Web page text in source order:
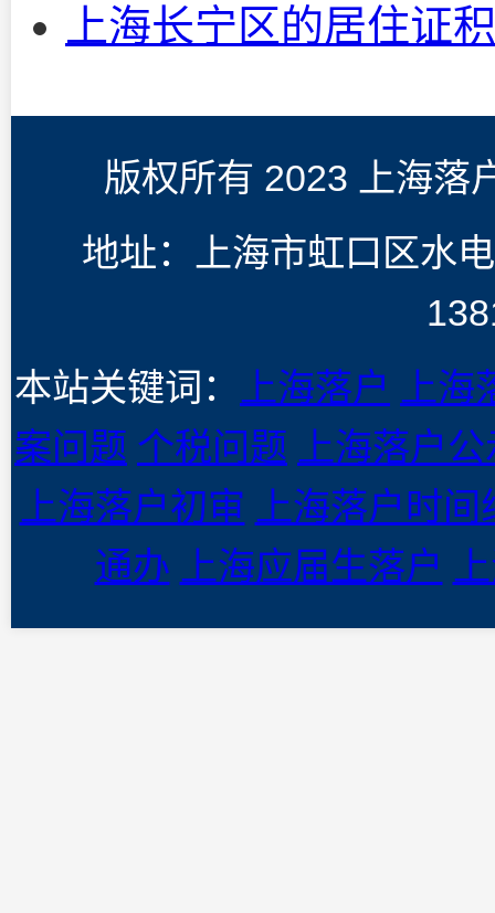
上海长宁区的居住证
版权所有 2023 上海落
地址：上海市虹口区水
本站关键词：
上海落户
上
案问题 个税问题
上海落户
上海落户初审
上海落户时间
通办
上海应届生落户